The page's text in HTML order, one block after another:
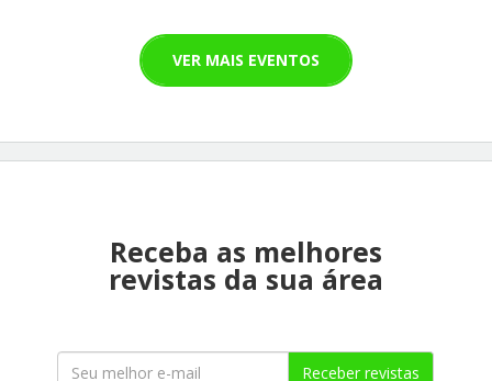
VER MAIS EVENTOS
Receba as melhores
revistas da sua área
Receber revistas